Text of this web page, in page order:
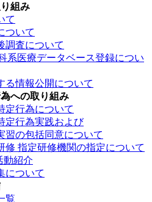
組み
て
ついて
調査について
医療データベース登録につい
る情報公開について
への取り組み
定行為について
定行為実践および
習の包括同意について
修 指定研修機関の指定について
動紹介
について
覧